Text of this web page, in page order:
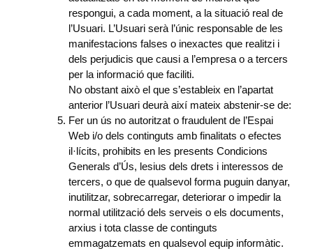
respongui, a cada moment, a la situació real de
l’Usuari. L’Usuari serà l’únic responsable de les
manifestacions falses o inexactes que realitzi i
dels perjudicis que causi a l’empresa o a tercers
per la informació que faciliti.
No obstant això el que s’estableix en l’apartat
anterior l’Usuari deurà així mateix abstenir-se de:
Fer un ús no autoritzat o fraudulent de l’Espai
Web i/o dels continguts amb finalitats o efectes
il·lícits, prohibits en les presents Condicions
Generals d’Ús, lesius dels drets i interessos de
tercers, o que de qualsevol forma puguin danyar,
inutilitzar, sobrecarregar, deteriorar o impedir la
normal utilització dels serveis o els documents,
arxius i tota classe de continguts
emmagatzemats en qualsevol equip informàtic.